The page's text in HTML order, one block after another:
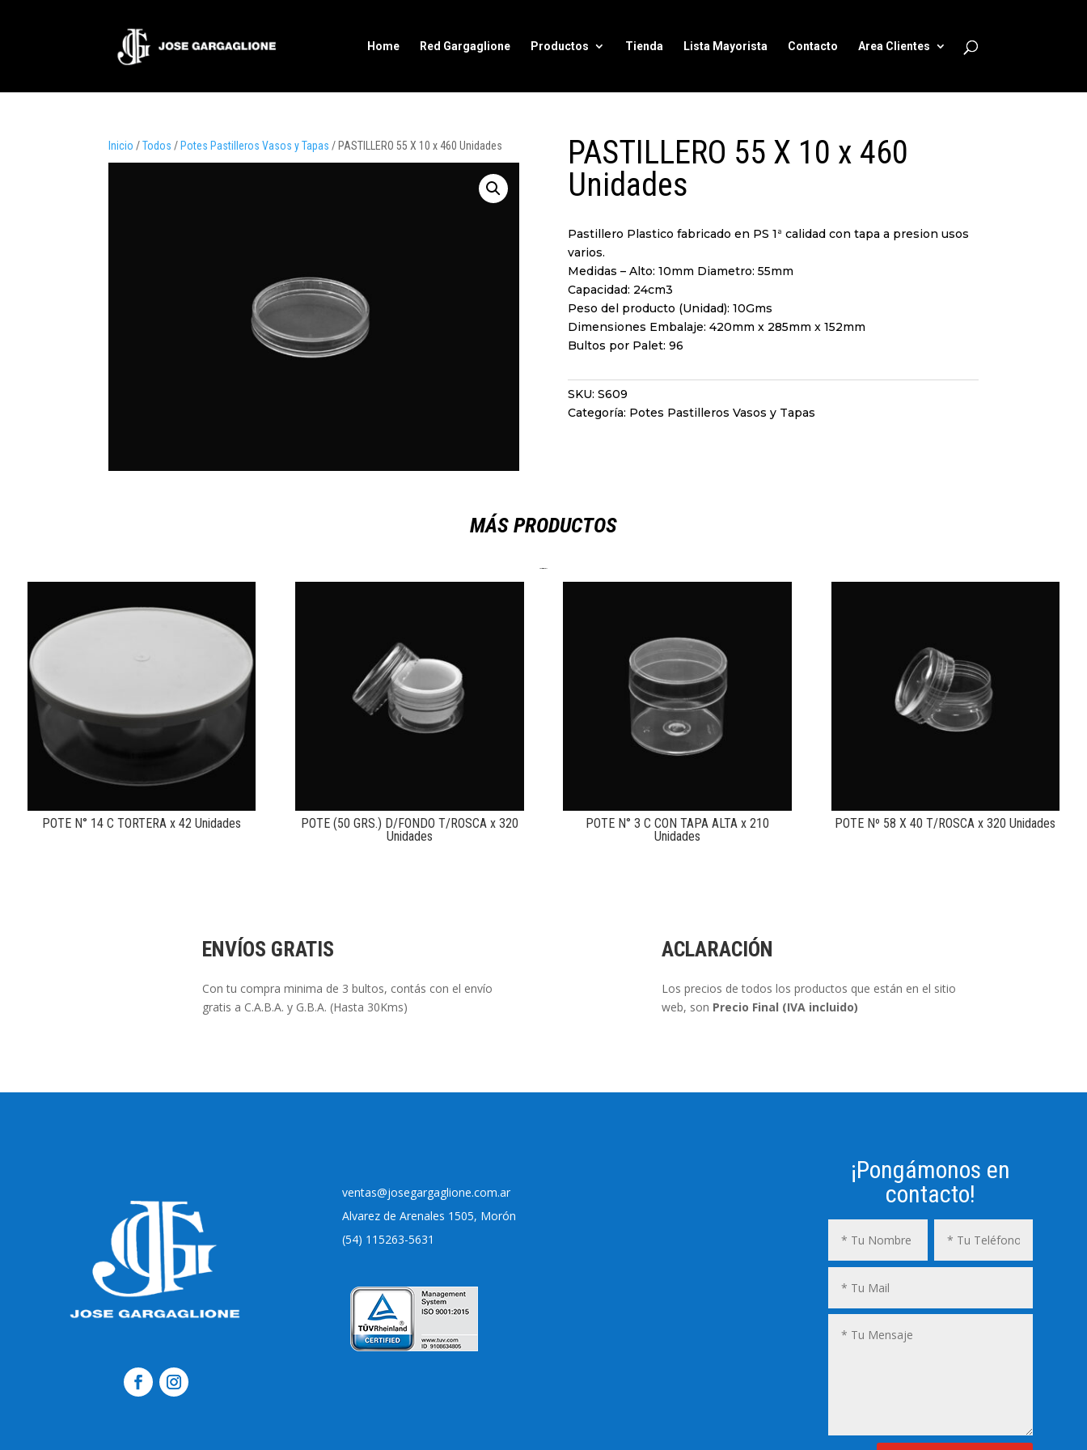
Home Red Gargaglione Productos Tienda Lista Mayorista Contacto Area Clientes
Inicio /Todos / Potes Pastilleros Vasos y Tapas / PASTILLERO 55 X 10 x 460 Unidades
PASTILLERO 55 X 10 x 460
Unidades
Pastillero Plastico fabricado en PS 1ª calidad con tapa a presion usos
varios.
Medidas – Alto: 10mm Diametro: 55mm
Capacidad: 24cm3
Peso del producto (Unidad): 10Gms
Dimensiones Embalaje: 420mm x 285mm x 152mm
Bultos por Palet: 96
SKU: S609
Categoría: Potes Pastilleros Vasos y Tapas
MÁS PRODUCTOS
POTE N° 14 C TORTERA x 42 Unidades
POTE (50 GRS.) D/FONDO T/ROSCA x 320
Unidades
POTE N° 3 C CON TAPA ALTA x 210
Unidades
POTE Nº 58 X 40 T/ROSCA x 320 Unidades
ENVÍOS GRATIS
Con tu compra minima de 3 bultos, contás con el envío
gratis a C.A.B.A. y G.B.A. (Hasta 30Kms)
ACLARACIÓN
Los precios de todos los productos que están en el sitio
web, son Precio Final (IVA incluido)
ventas@josegargaglione.com.ar
Alvarez de Arenales 1505, Morón
(54) 115263-5631
¡Pongámonos en
contacto!